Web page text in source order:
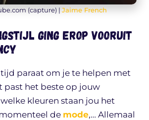
(capture) | Jaime French
ging erop vooruit
paraat om je te helpen met
past het beste op jouw
kleuren staan jou het
de mode,… Allemaal